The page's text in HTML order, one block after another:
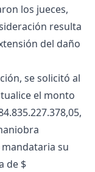
los jueces,
resulta
del daño
se solicitó al
el monto
su
de $